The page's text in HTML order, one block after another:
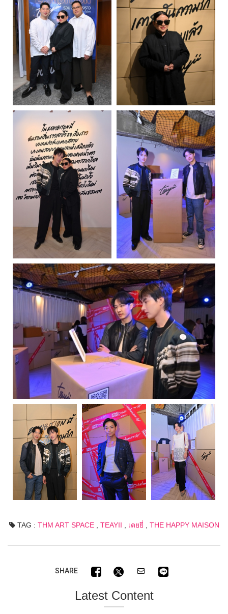
TAG : THM ART SPACE, TEAYII , เตยยี่ , THE HAPPY MAISON
SHARE
Latest Content